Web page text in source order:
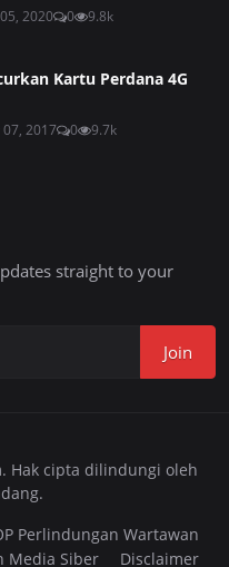
2020 0 9.8k
Kartu Perdana 4G
2017 0 9.7k
straight to your
Join
Hak cipta dilindungi oleh
Perlindungan Wartawan
Media Siber
Disclaimer